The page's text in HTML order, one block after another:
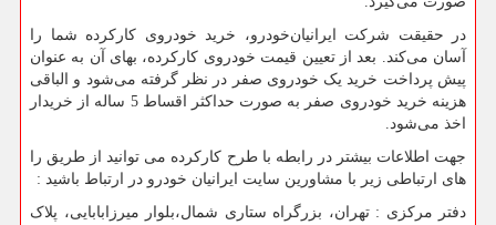
در حقیقت شرکت ایرانیان‌خودرو، خرید خودروی کارکرده شما را
آسان می‌کند. بعد از تعیین قیمت خودروی کارکرده، بهای آن به عنوان
پیش پرداخت خرید یک خودروی صفر در نظر گرفته می‌شود و الباقی
هزینه خرید خودروی صفر به صورت حداکثر اقساط 5 ساله از خریدار
اخذ می‌شود.
جهت اطلاعات بیشتر در رابطه با طرح کارکرده می توانید از طریق را
های ارتباطی زیر با مشاورین سایت ایرانیان خودرو در ارتباط باشید :
دفتر مرکزی : تهران، بزرگراه ستاری شمال،بلوار میرزابابایی، پلاک